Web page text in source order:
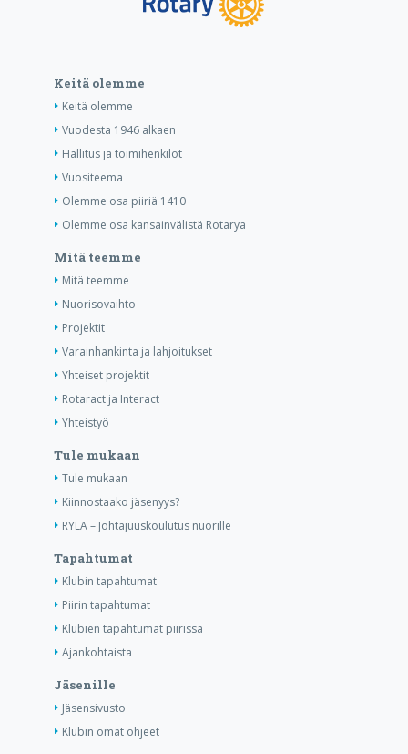
Keitä olemme
Keitä olemme
Vuodesta 1946 alkaen
Hallitus ja toimihenkilöt
Vuositeema
Olemme osa piiriä 1410
Olemme osa kansainvälistä Rotarya
Mitä teemme
Mitä teemme
Nuorisovaihto
Projektit
Varainhankinta ja lahjoitukset
Yhteiset projektit
Rotaract ja Interact
Yhteistyö
Tule mukaan
Tule mukaan
Kiinnostaako jäsenyys?
RYLA – Johtajuuskoulutus nuorille
Tapahtumat
Klubin tapahtumat
Piirin tapahtumat
Klubien tapahtumat piirissä
Ajankohtaista
Jäsenille
Jäsensivusto
Klubin omat ohjeet